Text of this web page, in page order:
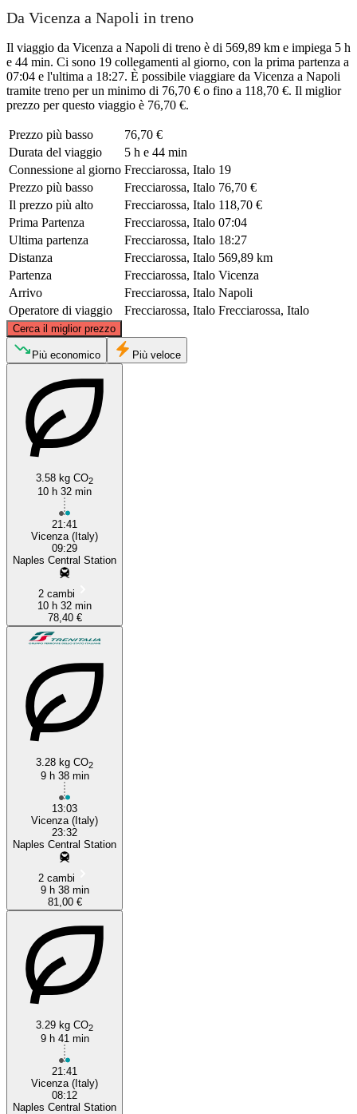
Da Vicenza a Napoli in treno
Il viaggio da Vicenza a Napoli di treno è di 569,89 km e impiega 5 h
e 44 min. Ci sono 19 collegamenti al giorno, con la prima partenza a
07:04 e l'ultima a 18:27. È possibile viaggiare da Vicenza a Napoli
tramite treno per un minimo di 76,70 € o fino a 118,70 €. Il miglior
prezzo per questo viaggio è 76,70 €.
Prezzo più basso
76,70 €
Durata del viaggio
5 h e 44 min
Connessione al giorno Frecciarossa, Italo 19
Prezzo più basso
Frecciarossa, Italo 76,70 €
Il prezzo più alto
Frecciarossa, Italo 118,70 €
Prima Partenza
Frecciarossa, Italo 07:04
Ultima partenza
Frecciarossa, Italo 18:27
Distanza
Frecciarossa, Italo 569,89 km
Partenza
Frecciarossa, Italo Vicenza
Arrivo
Frecciarossa, Italo Napoli
Operatore di viaggio
Frecciarossa, Italo Frecciarossa, Italo
Cerca il miglior prezzo
Vicenza
© CARTO , ©OpenStreetMapcontributors
Più economico Più veloce
3.58 kg CO2
10 h 32 min
21:41
Vicenza (Italy)
09:29
Naples Central Station
2 cambi
10 h 32 min
78,40 €
3.28 kg CO2
9 h 38 min
13:03
Vicenza (Italy)
23:32
Naples Central Station
2 cambi
9 h 38 min
81,00 €
3.29 kg CO2
9 h 41 min
21:41
Vicenza (Italy)
08:12
Naples Central Station